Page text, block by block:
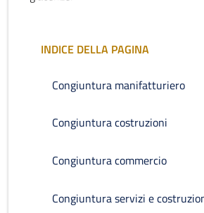
INDICE DELLA PAGINA
Congiuntura manifatturiero
Congiuntura costruzioni
Congiuntura commercio
Congiuntura servizi e